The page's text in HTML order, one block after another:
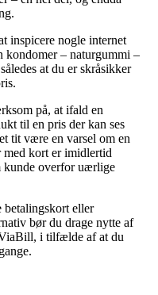
inspicere nogle internet
kondomer – naturgummi –
at du er skråsikker
på, at ifald en
til en pris der kan ses
tit være en varsel om en
kort er imidlertid
kunde overfor uærlige
betalingskort eller
bør du drage nytte af
i tilfælde af at du